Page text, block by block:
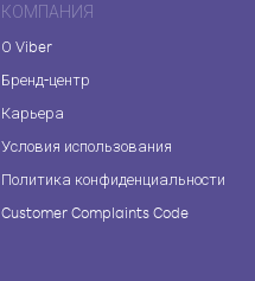
КОМПАНИЯ
О Viber
Бренд-центр
Карьера
Условия использования
Политика конфиденциальности
Customer Complaints Code